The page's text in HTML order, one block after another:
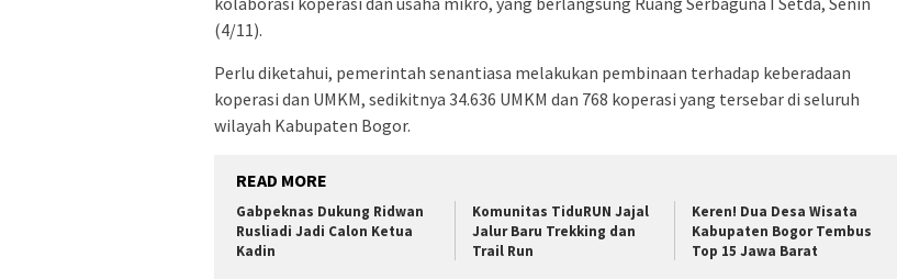
(4/11).
Perlu diketahui, pemerintah senantiasa melakukan pembinaan terhadap keberadaan
koperasi dan UMKM, sedikitnya 34.636 UMKM dan 768 koperasi yang tersebar di seluruh
wilayah Kabupaten Bogor.
READ MORE
Gabpeknas Dukung Ridwan
Rusliadi Jadi Calon Ketua
Kadin
Komunitas TiduRUN Jajal
Jalur Baru Trekking dan
Trail Run
Keren! Dua Desa Wisata
Kabupaten Bogor Tembus
Top 15 Jawa Barat